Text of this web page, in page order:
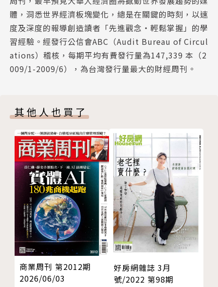
每日人流60萬最賺金雞母 微風能擊退6零售大咖守住
北車？
出遊省錢睡帳篷、休息站 中國十一長假洩「人熱錢
冷」實況
豪車王者把最新科技放進入門款！德國直擊》賓士電車
統一超、鴻海入榜！師徒傳承、退休回聘普及化
人
14萬小時課程+懶人包打破隔閡 漢翔讓老廠不被退休
潮拖垮
讓18到77歲員工由衝突到共學！南投金屬廠變隱形冠
軍秘密
用AI、1300件提案打開青銀對話 中華車「五代同
堂」戰勝危機
這一招，讓6成Z世代幫老鳥懂AI 「反向導師」有何
魔法？
玩聯名玩到把路人變鐵粉 樂高營收逆增秘訣：搞懂客
戶渴望
體，洞悉世界經濟板塊變化，總是在關鍵的時刻，以速
度及深度的報導創造讀者「先進觀念‧輕鬆掌握」的學
習經驗。經發行公信會ABC（Audit Bureau of Circul
ations）稽核，每期平均有費發行量為147,339 本（2
009/1-2009/6），為台灣發行量最大的財經周刊。
其他人也買了
商業周刊 第2012期
2026/06/03
好房網雜誌 3月
號/2022 第98期